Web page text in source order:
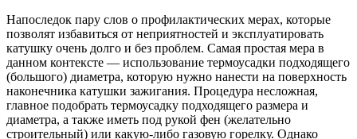
Напоследок пару слов о профилактических мерах, которые
позволят избавиться от неприятностей и эксплуатировать
катушку очень долго и без проблем. Самая простая мера в
данном контексте — использование термоусадки подходящего
(большого) диаметра, которую нужно нанести на поверхность
наконечника катушки зажигания. Процедура несложная,
главное подобрать термоусадку подходящего размера и
диаметра, а также иметь под рукой фен (желательно
строительный) или какую-либо газовую горелку. Однако